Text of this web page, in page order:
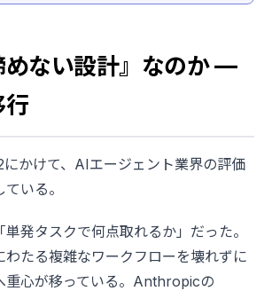
めない設計』なのか —
行
かけて、AIエージェント業界の評価
いる。
発タスクで何点取れるか」だった。
わたる複雑なワークフローを壊れずに
重心が移っている。Anthropicの